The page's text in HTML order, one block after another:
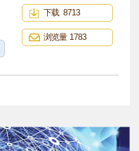
下载 8713
浏览量 1783